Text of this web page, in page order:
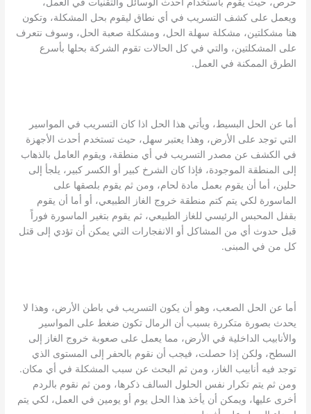
ويعمل على كشف التسريب في أي نطاق ليقوم بحل المشكلة، وتكون
هنا مشكلتين، مشكلة سهلة الحل، ومشكلة صعبة الحل، وسوف نتعرف
على المشكلتين، والتي في كل الحالات تقوم الشركة بحلها بأسرع
الطرق الممكنة في العمل.
أما عن الحل البسيط، ويأتي هذا الحل اذا كان التسريب في المواسير
التي توجد على الأرض، وهذا يعتبر سهل، حيث تستخدم أحدث الأجهزة
في الكشف عن مصدر التسريب في أي منطقة، ويقوم العامل بالذهاب
إلى المنطقة الموجودة، فإذا كان الشرخ كبير أو الكسر كبير، يلجأ إلى
حلين، أما أن يقوم بعمل مادة لحام، ومن ثم يقوم بلصقها على
الماسورة لكي يتم كتم منطقة خروج الغاز الطبيعي، أو أما أن يقوم
بقفل المحبس الرئيسي للغاز الطبيعي، ثم يقوم بتغير الماسورة فوراً
قبل حدوث أي من المشاكل أو الانفجارات التي يمكن أن تؤدي إلى قتل
كل من في المبنى.
أما عن الحل الصعب، وهو أن يكون التسريب في باطن الأرض، وهذا لا
يحدث بصورة متكررة بسبب أن الرمال تكون ضغط على المواسير
والأنابيب الداخلية في الأرض، مما يعمل على صعوبة خروج الغاز إلى
السطح، ولكن إذا حصلت، فيجب أن نقوم بالحفر إلى المستوى الذي
توجد فيه أنابيب الغاز، ومن ثم البحث عن سبب المشكلة في أي مكان.
ومن ثم يتم تكرار نفس الحلول السالف ذكرها، ومن ثم نقوم بالردم
أخرى عليها، ويمكن أن يأخذ هذا الحل يوم أو يومين في العمل، لكي يتم